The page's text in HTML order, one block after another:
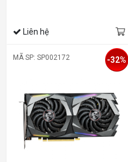
Liên hệ
MÃ SP: SP002172 -32%